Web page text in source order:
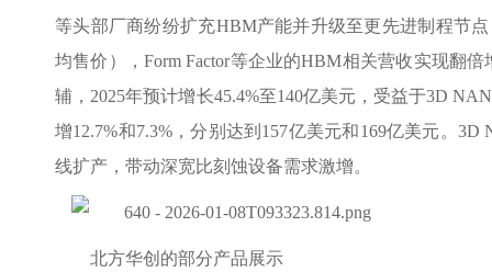
等头部厂商纷纷扩充HBM产能并升级至更先进制程节
均售价），Form Factor等企业的HBM相关营收实现翻
辅，2025年预计增长45.4%至140亿美元，受益于3D
增12.7%和7.3%，分别达到157亿美元和169亿美元。
线扩产，带动深宽比刻蚀设备需求激增。
北方华创的部分产品展示